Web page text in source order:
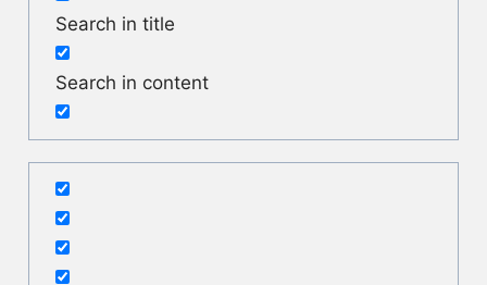
Search in title
Search in content